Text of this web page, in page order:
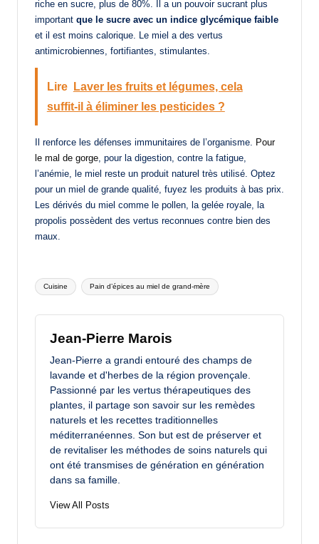
riche en sucre, plus de 80%. Il a un pouvoir sucrant plus
important que le sucre avec un indice glycémique faible
et il est moins calorique. Le miel a des vertus
antimicrobiennes, fortifiantes, stimulantes.
Lire
Laver les fruits et légumes, cela
suffit-il à éliminer les pesticides ?
Il renforce les défenses immunitaires de l’organisme. Pour
le mal de gorge, pour la digestion, contre la fatigue,
l’anémie, le miel reste un produit naturel très utilisé. Optez
pour un miel de grande qualité, fuyez les produits à bas prix.
Les dérivés du miel comme le pollen, la gelée royale, la
propolis possèdent des vertus reconnues contre bien des
maux.
Tags:
Cuisine Pain d’épices au miel de grand-mère
Jean-Pierre Marois
Jean-Pierre a grandi entouré des champs de
lavande et d'herbes de la région provençale.
Passionné par les vertus thérapeutiques des
plantes, il partage son savoir sur les remèdes
naturels et les recettes traditionnelles
méditerranéennes. Son but est de préserver et
de revitaliser les méthodes de soins naturels qui
ont été transmises de génération en génération
dans sa famille.
View All Posts